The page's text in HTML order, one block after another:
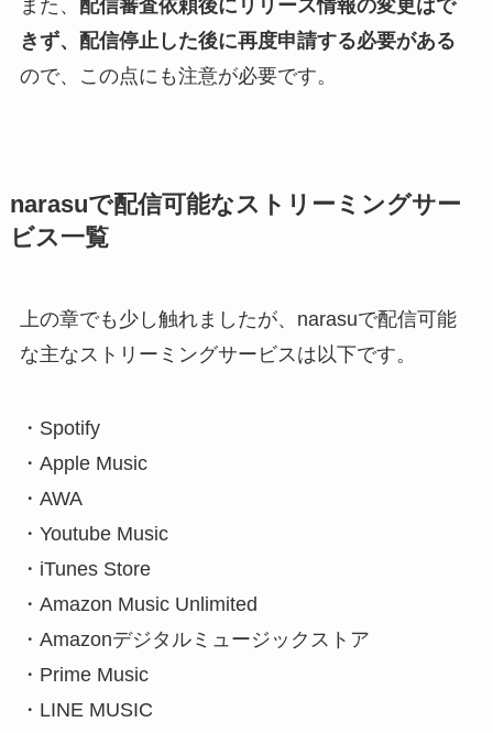
また、
配信審査依頼後にリリース情報の変更はで
きず、配信停止した後に再度申請する必要がある
ので、この点にも注意が必要です。
narasuで配信可能なストリーミングサー
ビス一覧
上の章でも少し触れましたが、narasuで配信可能
な主なストリーミングサービスは以下です。
・Spotify
・Apple Music
・AWA
・Youtube Music
・iTunes Store
・Amazon Music Unlimited
・Amazonデジタルミュージックストア
・Prime Music
・LINE MUSIC